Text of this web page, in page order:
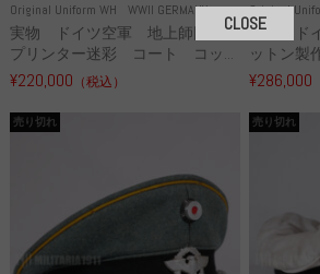
Original Uniform WH WWII GERMANY
実物 ドイツ空軍 地上師団 ス
プリンター迷彩 コート コッ...
¥220,000 （税込）
Original
実物 ド
ットン
¥286,000
売り切れ 売り切れ
CLOSE